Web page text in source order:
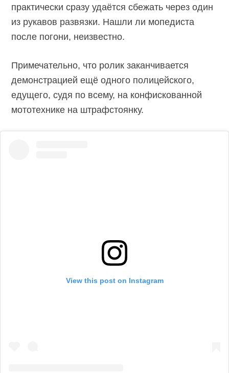
практически сразу удаётся сбежать через один
из рукавов развязки. Нашли ли мопедиста
после погони, неизвестно.
Примечательно, что ролик заканчивается
демонстрацией ещё одного полицейского,
едущего, судя по всему, на конфискованной
мототехнике на штрафстоянку.
View this post on Instagram